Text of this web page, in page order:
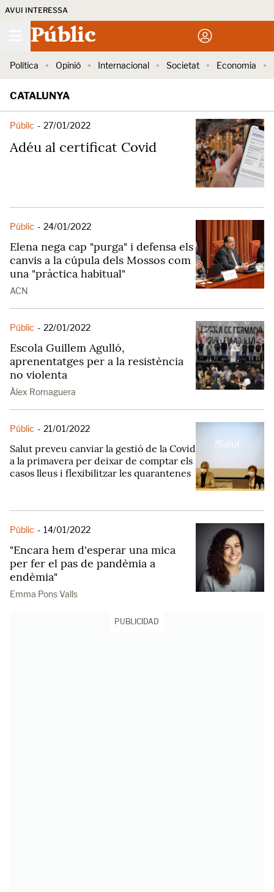
AVUI INTERESSA
Públic
Política Opinió Internacional Societat Economia
CATALUNYA
Públic - 27/01/2022
Adéu al certificat Covid
Públic - 24/01/2022
Elena nega cap "purga" i defensa els
canvis a la cúpula dels Mossos com
una "pràctica habitual"
ACN
Públic - 22/01/2022
Escola Guillem Agulló,
aprenentatges per a la resistència
no violenta
Àlex Romaguera
Públic - 21/01/2022
Salut preveu canviar la gestió de la Covid
a la primavera per deixar de comptar els
casos lleus i flexibilitzar les quarantenes
Públic - 14/01/2022
"Encara hem d'esperar una mica
per fer el pas de pandèmia a
endèmia"
Emma Pons Valls
PUBLICIDAD